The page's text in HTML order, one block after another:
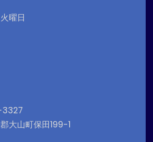
曜日
大山町保田199-1